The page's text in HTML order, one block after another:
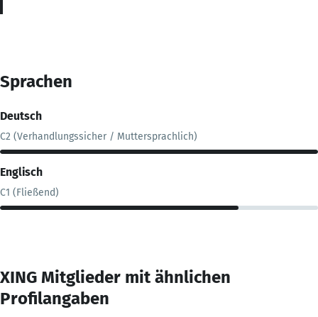
Sprachen
Deutsch
C2 (Verhandlungssicher / Muttersprachlich)
Englisch
C1 (Fließend)
XING Mitglieder mit ähnlichen
Profilangaben